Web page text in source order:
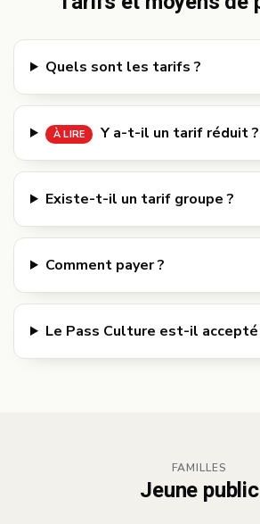
Quels sont les tarifs ?
À LIRE Y a-t-il un tarif réduit ?
Existe-t-il un tarif groupe ?
Comment payer ?
Le Pass Culture est-il accepté
FAMILLES
Jeune public